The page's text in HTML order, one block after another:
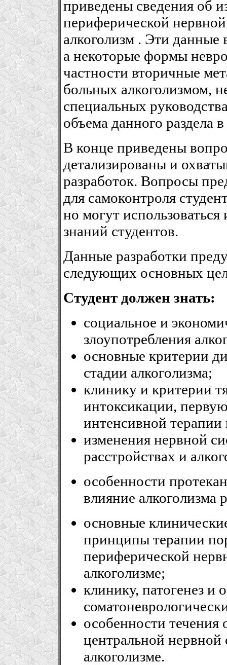
приведены сведения об
периферической
алкоголизм . Эти данные
а некоторые формы
частности вторичные
больных алкоголизмом,
специальных
объема данного раздела
В конце приведены
детализированы и
разработок. Вопросы
для самоконтроля
но могут
знаний студентов.
Данные разработки
следующих основных
Студент должен знать:
социальное и
злоупотребления
основные критерии
стадии алкоголизма;
клинику и критерии
интоксикации,
интенсивной терапии
изменения нервной
расстройствах и
особенности
влияние алкоголизма
основные
принципы терапии
периферической
алкоголизме;
клинику, патогенез и
особенности течения
центральной
алкоголизме.